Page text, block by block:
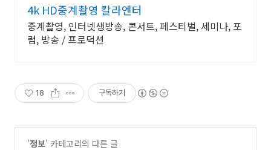
4k HD중계촬영 칼라엔터
중계촬영, 인터넷생방송, 콘서트, 페스티벌, 세미나, 포
럼, 방송 / 프로덕션
18 구독하기
'정보' 카테고리의 다른 글